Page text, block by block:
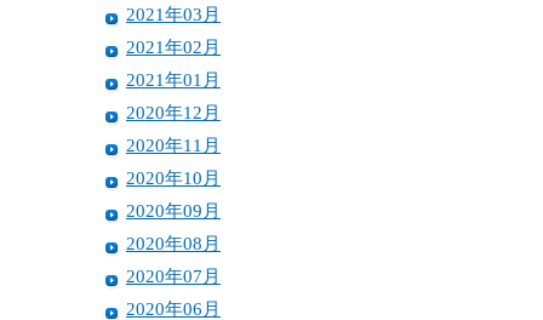
2021年03月
2021年02月
2021年01月
2020年12月
2020年11月
2020年10月
2020年09月
2020年08月
2020年07月
2020年06月